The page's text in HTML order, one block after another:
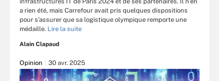
a rien été, mais Carrefour avait pris quelques dispositions
pour s’assurer que sa logistique olympique remporte une
médaille. Lire la suite
Alain Clapaud
Opinion 30 avr. 2025